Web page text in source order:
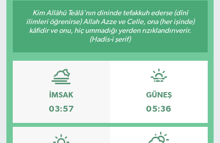
Kim Allâhü Teâlâ'nın dininde tefakkuh ederse (dînî
ilimleri öğrenirse) Allah Azze ve Celle, ona (her işinde)
kâfidir ve onu, hiç ummadığı yerden rızıklandırıverir.
(Hadis-i şerif)
İMSAK
03:57
GÜNEŞ
05:36